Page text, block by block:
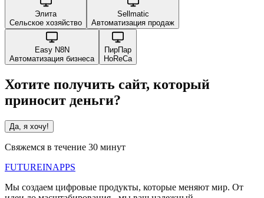
Элита
Сельское хозяйство
Sellmatic
Автоматизация продаж
Easy N8N
Автоматизация бизнеса
ПирПар
HoReCa
Хотите получить сайт, который
приносит деньги?
Да, я хочу!
Свяжемся в течение 30 минут
FUTUREINAPPS
Мы создаем цифровые продукты, которые меняют мир. От